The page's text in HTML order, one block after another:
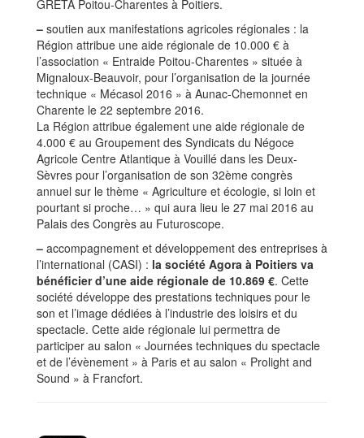
GRETA Poitou-Charentes à Poitiers.
– soutien aux manifestations agricoles régionales : la
Région attribue une aide régionale de 10.000 € à
l’association « Entraide Poitou-Charentes » située à
Mignaloux-Beauvoir, pour l’organisation de la journée
technique « Mécasol 2016 » à Aunac-Chemonnet en
Charente le 22 septembre 2016.
La Région attribue également une aide régionale de
4.000 € au Groupement des Syndicats du Négoce
Agricole Centre Atlantique à Vouillé dans les Deux-
Sèvres pour l’organisation de son 32ème congrès
annuel sur le thème « Agriculture et écologie, si loin et
pourtant si proche… » qui aura lieu le 27 mai 2016 au
Palais des Congrès au Futuroscope.
– accompagnement et développement des entreprises à
l’international (CASI) : la société Agora à Poitiers va
bénéficier d’une aide régionale de 10.869 €. Cette
société développe des prestations techniques pour le
son et l’image dédiées à l’industrie des loisirs et du
spectacle. Cette aide régionale lui permettra de
participer au salon « Journées techniques du spectacle
et de l’évènement » à Paris et au salon « Prolight and
Sound » à Francfort.